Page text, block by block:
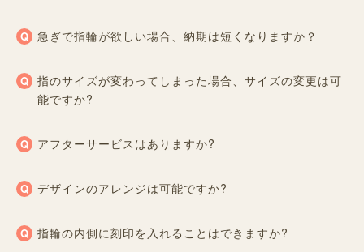
急ぎで指輪が欲しい場合、納期は短くなりますか？
指のサイズが変わってしまった場合、サイズの変更は可
能ですか?
アフターサービスはありますか?
デザインのアレンジは可能ですか?
指輪の内側に刻印を入れることはできますか?